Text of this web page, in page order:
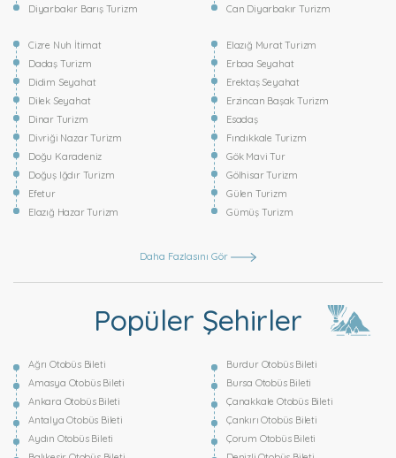
Diyarbakır Barış Turizm
Can Diyarbakır Turizm
Cizre Nuh İtimat
Dadaş Turizm
Didim Seyahat
Dilek Seyahat
Dinar Turizm
Divriği Nazar Turizm
Doğu Karadeniz
Doğuş Iğdır Turizm
Efetur
Elazığ Hazar Turizm
Elazığ Murat Turizm
Erbaa Seyahat
Erektaş Seyahat
Erzincan Başak Turizm
Esadaş
Fındıkkale Turizm
Gök Mavi Tur
Gölhisar Turizm
Gülen Turizm
Gümüş Turizm
Daha Fazlasını Gör
Popüler Şehirler
Ağrı Otobüs Bileti
Amasya Otobüs Bileti
Ankara Otobüs Bileti
Antalya Otobüs Bileti
Aydın Otobüs Bileti
Burdur Otobüs Bileti
Bursa Otobüs Bileti
Çanakkale Otobüs Bileti
Çankırı Otobüs Bileti
Çorum Otobüs Bileti